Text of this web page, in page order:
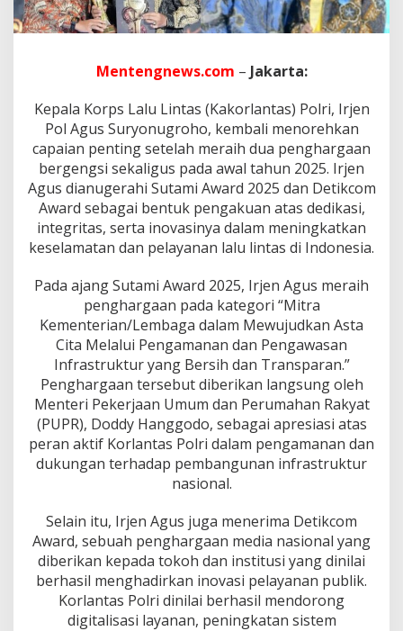
K
e
e
m
p
i
n
n
I
r
j
A
g
u
s
S
u
r
y
o
n
g
r
h
o
H
a
r
u
m
Mentengnews.com – Jakarta:
Kepala Korps Lalu Lintas (Kakorlantas) Polri, Irjen
Pol Agus Suryonugroho, kembali menorehkan
capaian penting setelah meraih dua penghargaan
bergengsi sekaligus pada awal tahun 2025. Irjen
Agus dianugerahi Sutami Award 2025 dan Detikcom
Award sebagai bentuk pengakuan atas dedikasi,
integritas, serta inovasinya dalam meningkatkan
keselamatan dan pelayanan lalu lintas di Indonesia.
Pada ajang Sutami Award 2025, Irjen Agus meraih
penghargaan pada kategori “Mitra
Kementerian/Lembaga dalam Mewujudkan Asta
Cita Melalui Pengamanan dan Pengawasan
Infrastruktur yang Bersih dan Transparan.”
Penghargaan tersebut diberikan langsung oleh
Menteri Pekerjaan Umum dan Perumahan Rakyat
(PUPR), Doddy Hanggodo, sebagai apresiasi atas
peran aktif Korlantas Polri dalam pengamanan dan
dukungan terhadap pembangunan infrastruktur
nasional.
Selain itu, Irjen Agus juga menerima Detikcom
Award, sebuah penghargaan media nasional yang
diberikan kepada tokoh dan institusi yang dinilai
berhasil menghadirkan inovasi pelayanan publik.
Korlantas Polri dinilai berhasil mendorong
digitalisasi layanan, peningkatan sistem